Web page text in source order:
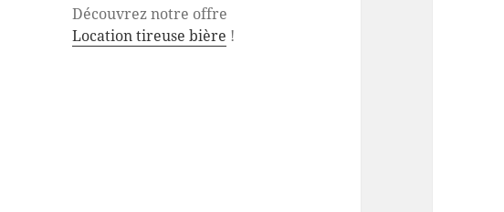
Découvrez notre offre
Location tireuse bière !